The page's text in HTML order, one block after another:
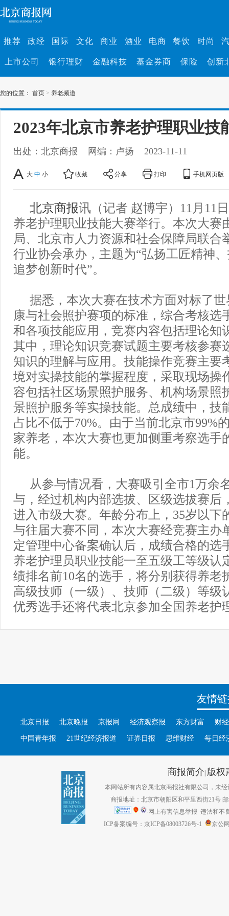
推荐 政经 国际 文化 商业 酒业 电商 餐饮 时尚
上市公司 银行理财 金融科技 基金券商 保险 创新
您的位置： 首页 > 养老频道
2023年北京市养老护理职业技
出处：北京商报 网编：卢扬 2023-11-11
大 中 小 收藏 分享 打印 手机网页版
北京商报讯（记者 赵博宇）11月11
养老护理职业技能大赛举行。本次大赛
局、北京市人力资源和社会保障局联合
行业协会承办，主题为“弘扬工匠精神
追梦创新时代”。
据悉，本次大赛在技术方面对标了
康与社会照护赛项的标准，综合考核选
和各项技能应用，竞赛内容包括理论知
其中，理论知识竞赛试题主要考核参赛
知识的理解与应用。技能操作竞赛主要
境对实操技能的掌握程度，采取现场操
容包括社区场景照护服务、机构场景照
景照护服务等实操技能。总成绩中，技
占比不低于70%。由于当前北京市99%
家养老，本次大赛也更加侧重考察选手
能。
从参与情况看，大赛吸引全市1万余
与，经过机构内部选拔、区级选拔赛后
进入市级大赛。年龄分布上，35岁以下
与往届大赛不同，本次大赛经竞赛主办
定管理中心备案确认后，成绩合格的选
养老护理员职业技能一至五级工等级认
绩排名前10名的选手，将分别获得养老
高级技师（一级）、技师（二级）等级
优秀选手还将代表北京参加全国养老护
友情
北京日报 北京晚报 京报网 经济观察报 东方财富 财
中国青年报 21世纪经济报道 证券日报 思维财经 每日经
商报简介| 版权
本网站所有内容属北京商报社有限公司，未经
商报地址：北京市朝阳区和平里西街21号
网上有害信息举报 违法和不
ICP备案编号：京ICP备08003726号-1
京公